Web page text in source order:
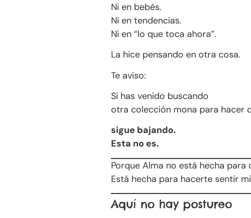
Ni en bebés.
Ni en tendencias.
Ni en “lo que toca ahora”.
La hice pensando en otra cosa.
Te aviso:
Si has venido buscando
otra colección mona para hacer
sigue bajando.
Esta no es.
Porque Alma no está hecha para
Está hecha para hacerte sentir
Aquí no hay postureo